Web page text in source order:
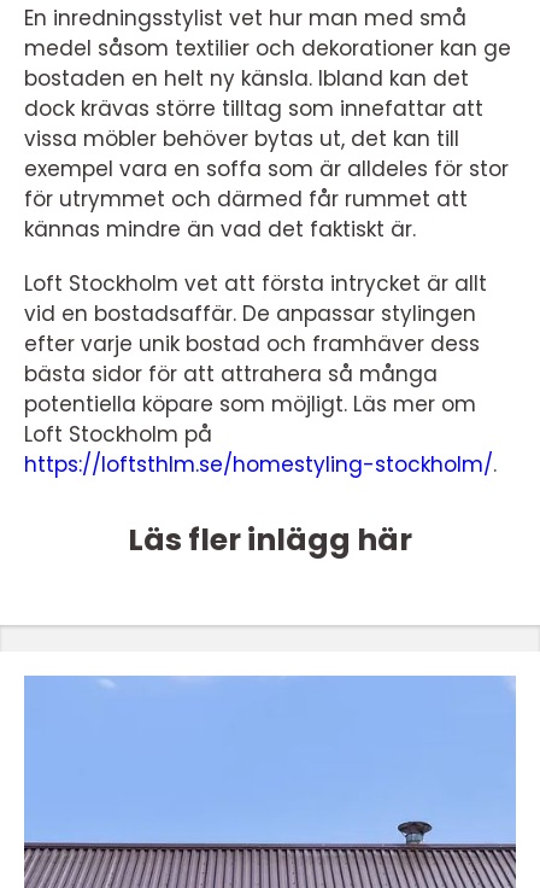
En inredningsstylist vet hur man med små
medel såsom textilier och dekorationer kan ge
bostaden en helt ny känsla. Ibland kan det
dock krävas större tilltag som innefattar att
vissa möbler behöver bytas ut, det kan till
exempel vara en soffa som är alldeles för stor
för utrymmet och därmed får rummet att
kännas mindre än vad det faktiskt är.
Loft Stockholm vet att första intrycket är allt
vid en bostadsaffär. De anpassar stylingen
efter varje unik bostad och framhäver dess
bästa sidor för att attrahera så många
potentiella köpare som möjligt. Läs mer om
Loft Stockholm på
https://loftsthlm.se/homestyling-stockholm/.
Läs fler inlägg här